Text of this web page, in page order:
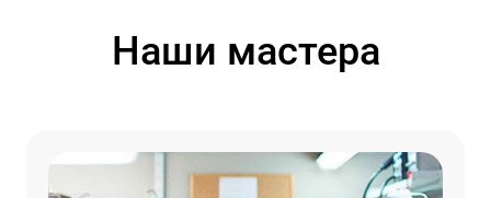
Наши мастера